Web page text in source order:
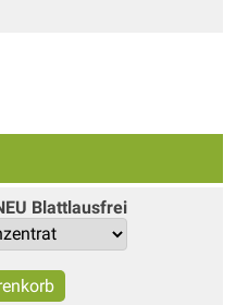
Blattlausfrei